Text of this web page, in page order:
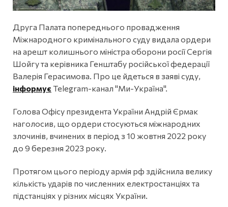
Друга Палата попереднього провадження
Міжнародного кримінального суду видала ордери
на арешт колишнього міністра оборони росії Сергія
Шойгу та керівника Генштабу російської федерації
Валерія Герасимова. Про це йдеться в заяві суду,
інформує Telegram-канал "Ми-Україна".
Голова Офісу президента України Андрій Єрмак
наголосив, що ордери стосуються міжнародних
злочинів, вчинених в період з 10 жовтня 2022 року
до 9 березня 2023 року.
Протягом цього періоду армія рф здійснила велику
кількість ударів по численних електростанціях та
підстанціях у різних місцях України.